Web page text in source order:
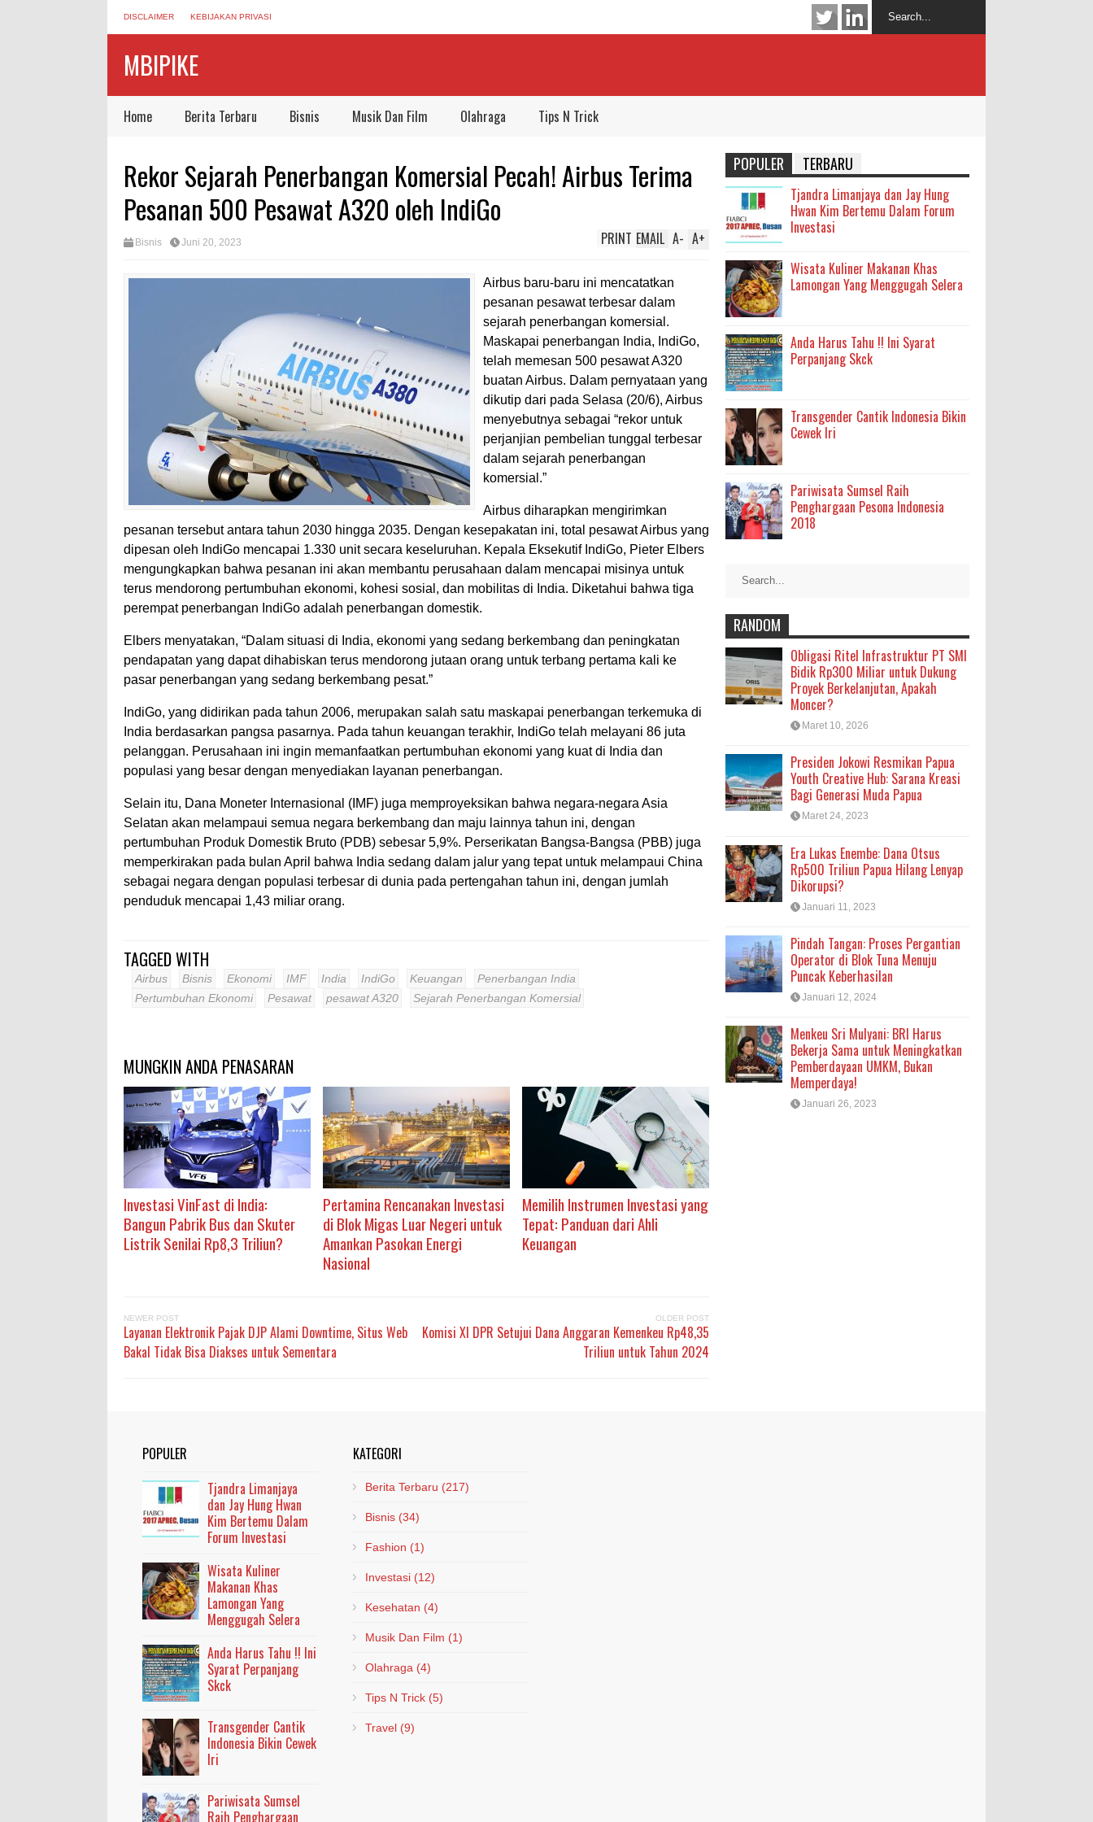
DISCLAIMER KEBIJAKAN PRIVASI
MBIPIKE
Home Berita Terbaru Bisnis Musik Dan Film Olahraga Tips N Trick
Rekor Sejarah Penerbangan Komersial Pecah! Airbus Terima
Pesanan 500 Pesawat A320 oleh IndiGo
Bisnis Juni 20, 2023 A+
A-
EMAIL
PRINT
Airbus baru-baru ini mencatatkan
pesanan pesawat terbesar dalam
sejarah penerbangan komersial.
Maskapai penerbangan India, IndiGo,
telah memesan 500 pesawat A320
buatan Airbus. Dalam pernyataan yang
dikutip dari pada Selasa (20/6), Airbus
menyebutnya sebagai “rekor untuk
perjanjian pembelian tunggal terbesar
dalam sejarah penerbangan
komersial.”
Airbus diharapkan mengirimkan
pesanan tersebut antara tahun 2030 hingga 2035. Dengan kesepakatan ini, total pesawat Airbus yang
dipesan oleh IndiGo mencapai 1.330 unit secara keseluruhan. Kepala Eksekutif IndiGo, Pieter Elbers
mengungkapkan bahwa pesanan ini akan membantu perusahaan dalam mencapai misinya untuk
terus mendorong pertumbuhan ekonomi, kohesi sosial, dan mobilitas di India. Diketahui bahwa tiga
perempat penerbangan IndiGo adalah penerbangan domestik.
Elbers menyatakan, “Dalam situasi di India, ekonomi yang sedang berkembang dan peningkatan
pendapatan yang dapat dihabiskan terus mendorong jutaan orang untuk terbang pertama kali ke
pasar penerbangan yang sedang berkembang pesat.”
IndiGo, yang didirikan pada tahun 2006, merupakan salah satu maskapai penerbangan terkemuka di
India berdasarkan pangsa pasarnya. Pada tahun keuangan terakhir, IndiGo telah melayani 86 juta
pelanggan. Perusahaan ini ingin memanfaatkan pertumbuhan ekonomi yang kuat di India dan
populasi yang besar dengan menyediakan layanan penerbangan.
Selain itu, Dana Moneter Internasional (IMF) juga memproyeksikan bahwa negara-negara Asia
Selatan akan melampaui semua negara berkembang dan maju lainnya tahun ini, dengan
pertumbuhan Produk Domestik Bruto (PDB) sebesar 5,9%. Perserikatan Bangsa-Bangsa (PBB) juga
memperkirakan pada bulan April bahwa India sedang dalam jalur yang tepat untuk melampaui China
sebagai negara dengan populasi terbesar di dunia pada pertengahan tahun ini, dengan jumlah
penduduk mencapai 1,43 miliar orang.
TAGGED WITH
Airbus Bisnis Ekonomi IMF India IndiGo Keuangan
Penerbangan India
Pertumbuhan Ekonomi
Pesawat pesawat A320 Sejarah Penerbangan Komersial
MUNGKIN ANDA PENASARAN
Investasi VinFast di India:
Bangun Pabrik Bus dan Skuter
Listrik Senilai Rp8,3 Triliun?
Pertamina Rencanakan Investasi
di Blok Migas Luar Negeri untuk
Amankan Pasokan Energi
Nasional
Memilih Instrumen Investasi yang
Tepat: Panduan dari Ahli
Keuangan
NEWER POST
Layanan Elektronik Pajak DJP Alami Downtime, Situs Web
Bakal Tidak Bisa Diakses untuk Sementara
OLDER POST
Komisi XI DPR Setujui Dana Anggaran Kemenkeu Rp48,35
Triliun untuk Tahun 2024
POPULER TERBARU
Tjandra Limanjaya dan Jay Hung
Hwan Kim Bertemu Dalam Forum
Investasi
Wisata Kuliner Makanan Khas
Lamongan Yang Menggugah Selera
Anda Harus Tahu !! Ini Syarat
Perpanjang Skck
Transgender Cantik Indonesia Bikin
Cewek Iri
Pariwisata Sumsel Raih
Penghargaan Pesona Indonesia
2018
RANDOM
Obligasi Ritel Infrastruktur PT SMI
Bidik Rp300 Miliar untuk Dukung
Proyek Berkelanjutan, Apakah
Moncer?
Maret 10, 2026
Presiden Jokowi Resmikan Papua
Youth Creative Hub: Sarana Kreasi
Bagi Generasi Muda Papua
Maret 24, 2023
Era Lukas Enembe: Dana Otsus
Rp500 Triliun Papua Hilang Lenyap
Dikorupsi?
Januari 11, 2023
Pindah Tangan: Proses Pergantian
Operator di Blok Tuna Menuju
Puncak Keberhasilan
Januari 12, 2024
Menkeu Sri Mulyani: BRI Harus
Bekerja Sama untuk Meningkatkan
Pemberdayaan UMKM, Bukan
Memperdaya!
Januari 26, 2023
POPULER
Tjandra Limanjaya
dan Jay Hung Hwan
Kim Bertemu Dalam
Forum Investasi
Wisata Kuliner
Makanan Khas
Lamongan Yang
Menggugah Selera
Anda Harus Tahu !! Ini
Syarat Perpanjang
Skck
Transgender Cantik
Indonesia Bikin Cewek
Iri
Pariwisata Sumsel
Raih Penghargaan
KATEGORI
Berita Terbaru (217)
Bisnis (34)
Fashion (1)
Investasi (12)
Kesehatan (4)
Musik Dan Film (1)
Olahraga (4)
Tips N Trick (5)
Travel (9)